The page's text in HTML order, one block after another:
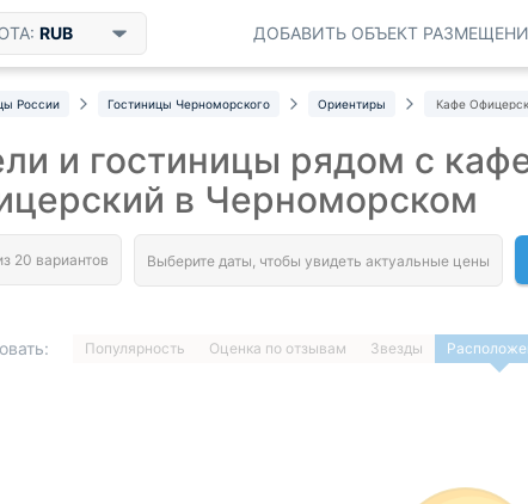
RUB ДОБАВИТЬ ОБЪЕКТ
России Гостиницы Черноморского Ориентиры Кафе
и гостиницы рядом с
в Черноморском
Популярность Оценка по отзывам Звезды